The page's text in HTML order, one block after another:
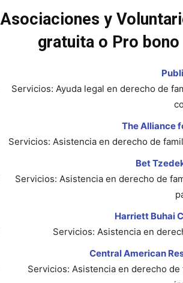
Asociaciones y
gratuita o Pro bono
Servicios: Ayuda legal en derecho de
The Alliance
Servicios: Asistencia en derecho de
Bet
Servicios: Asistencia en derecho de
Harriett Buhai
Servicios: Asistencia en
Central American
Servicios: Asistencia en derecho